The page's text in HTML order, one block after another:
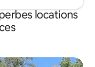
locations